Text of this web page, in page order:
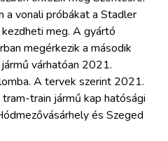
vonali próbákat a Stadler
meg. A gyártó
megérkezik a második
várhatóan 2021.
A tervek szerint 2021.
train jármű kap hatósági
és Szeged